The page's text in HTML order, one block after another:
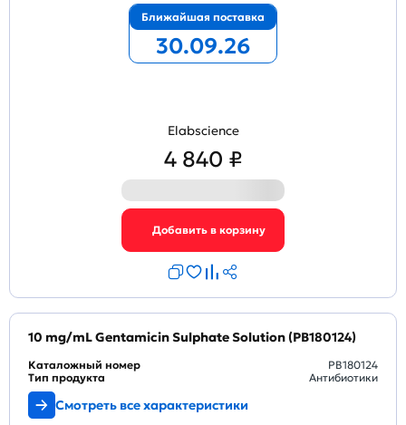
Ближайшая поставка
30.09.26
Elabscience
4 840 ₽
10 mg/mL Gentamicin Sulphate Solution (PB180124)
Каталожный номер
PB180124
Тип продукта
Антибиотики
Смотреть все характеристики